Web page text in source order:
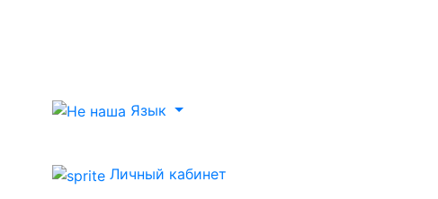
Язык
Личный кабинет